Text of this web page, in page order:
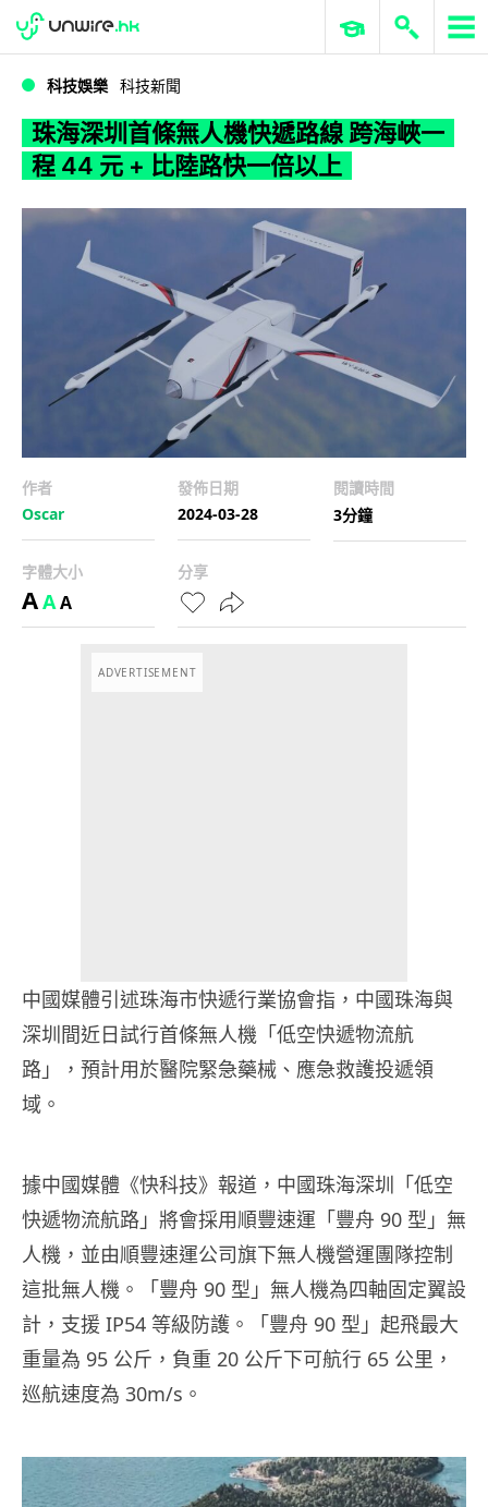
WWDC 2026 ERP 與商業 AI
科技娛樂 科技新聞
珠海深圳首條無人機快遞路線 跨海峽一
程 44 元 + 比陸路快一倍以上
作者
Oscar
發佈日期
2024-03-28
閱讀時間
3分鐘
字體大小
AAA
分享
ADVERTISEMENT
中國媒體引述珠海市快遞行業協會指，中國珠海與
深圳間近日試行首條無人機「低空快遞物流航
路」，預計用於醫院緊急藥械、應急救護投遞領
域。
據中國媒體《快科技》報道，中國珠海深圳「低空
快遞物流航路」將會採用順豐速運「豐舟 90 型」無
人機，並由順豐速運公司旗下無人機營運團隊控制
這批無人機。「豐舟 90 型」無人機為四軸固定翼設
計，支援 IP54 等級防護。「豐舟 90 型」起飛最大
重量為 95 公斤，負重 20 公斤下可航行 65 公里，
巡航速度為 30m/s。